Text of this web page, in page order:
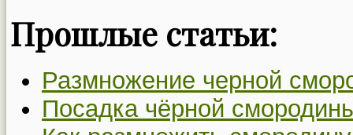
Прошлые статьи:
Размножение черной
Посадка чёрной